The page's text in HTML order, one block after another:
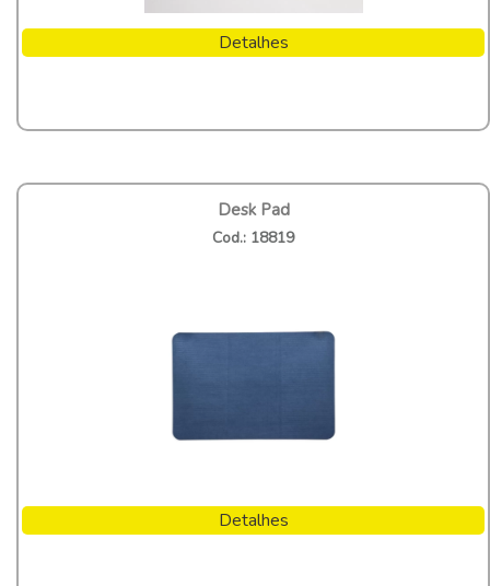
Detalhes
Desk Pad
Cod.: 18819
Detalhes